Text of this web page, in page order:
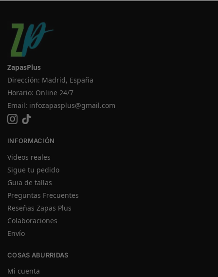
ZapasPlus
Dirección: Madrid, España
Horario: Online 24/7
Email: infozapasplus@gmail.com
INFORMACIÓN
Videos reales
Sigue tu pedido
Guia de tallas
Preguntas Frecuentes
Reseñas Zapas Plus
Colaboraciones
Envío
COSAS ABURRIDAS
Mi cuenta